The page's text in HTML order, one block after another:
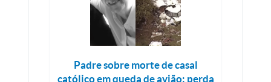
Padre sobre morte de casal
católico em queda de avião: perda